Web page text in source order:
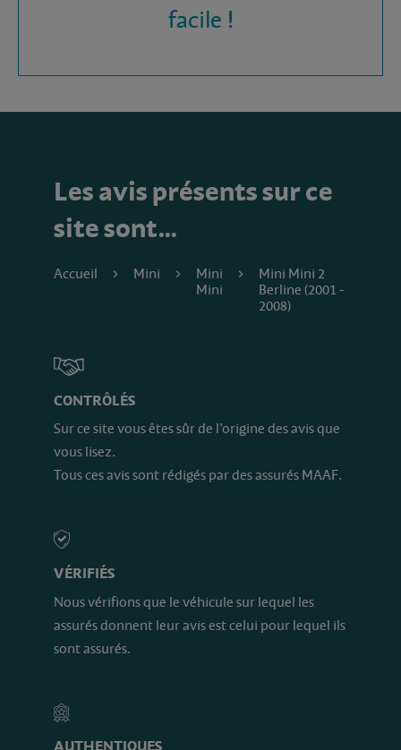
facile !
Les avis présents sur ce
site sont…
Accueil Mini
Mini
Mini
Mini Mini 2
Berline (2001 -
2008)
CONTRÔLÉS
Sur ce site vous êtes sûr de l’origine des avis que
vous lisez.
Tous ces avis sont rédigés par des assurés MAAF.
VÉRIFIÉS
Nous vérifions que le véhicule sur lequel les
assurés donnent leur avis est celui pour lequel ils
sont assurés.